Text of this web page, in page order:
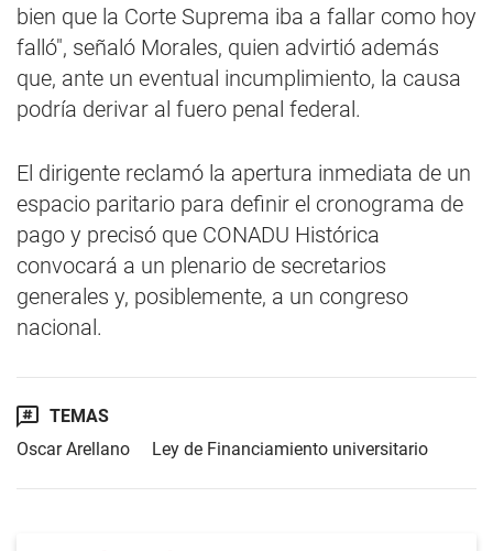
bien que la Corte Suprema iba a fallar como hoy
falló", señaló Morales, quien advirtió además
que, ante un eventual incumplimiento, la causa
podría derivar al fuero penal federal.
El dirigente reclamó la apertura inmediata de un
espacio paritario para definir el cronograma de
pago y precisó que CONADU Histórica
convocará a un plenario de secretarios
generales y, posiblemente, a un congreso
nacional.
TEMAS
Oscar Arellano
Ley de Financiamiento universitario